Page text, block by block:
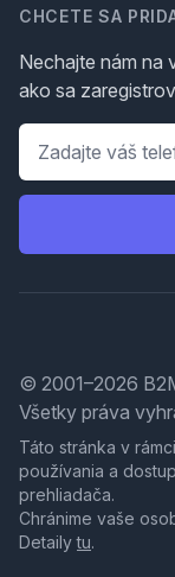
CHCETE SA
Nechajte nám na
ako sa
Telefón
© 2001–2026
Všetky práva
Táto stránka v
používania a
prehliadača.
Chránime vaše
Detailytu.